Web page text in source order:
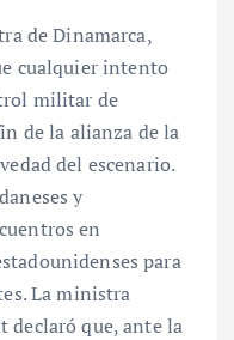
de Dinamarca,
cualquier intento
militar de
de la alianza de la
del escenario.
y
en
para
La ministra
declaró que, ante la